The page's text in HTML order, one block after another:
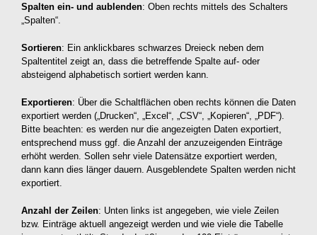
Spalten ein- und aublenden: Oben rechts mittels des Schalters
„Spalten“.
Sortieren: Ein anklickbares schwarzes Dreieck neben dem
Spaltentitel zeigt an, dass die betreffende Spalte auf- oder
absteigend alphabetisch sortiert werden kann.
Exportieren: Über die Schaltflächen oben rechts können die Daten
exportiert werden („Drucken“, „Excel“, „CSV“, „Kopieren“, „PDF“).
Bitte beachten: es werden nur die angezeigten Daten exportiert,
entsprechend muss ggf. die Anzahl der anzuzeigenden Einträge
erhöht werden. Sollen sehr viele Datensätze exportiert werden,
dann kann dies länger dauern. Ausgeblendete Spalten werden nicht
exportiert.
Anzahl der Zeilen: Unten links ist angegeben, wie viele Zeilen
bzw. Einträge aktuell angezeigt werden und wie viele die Tabelle